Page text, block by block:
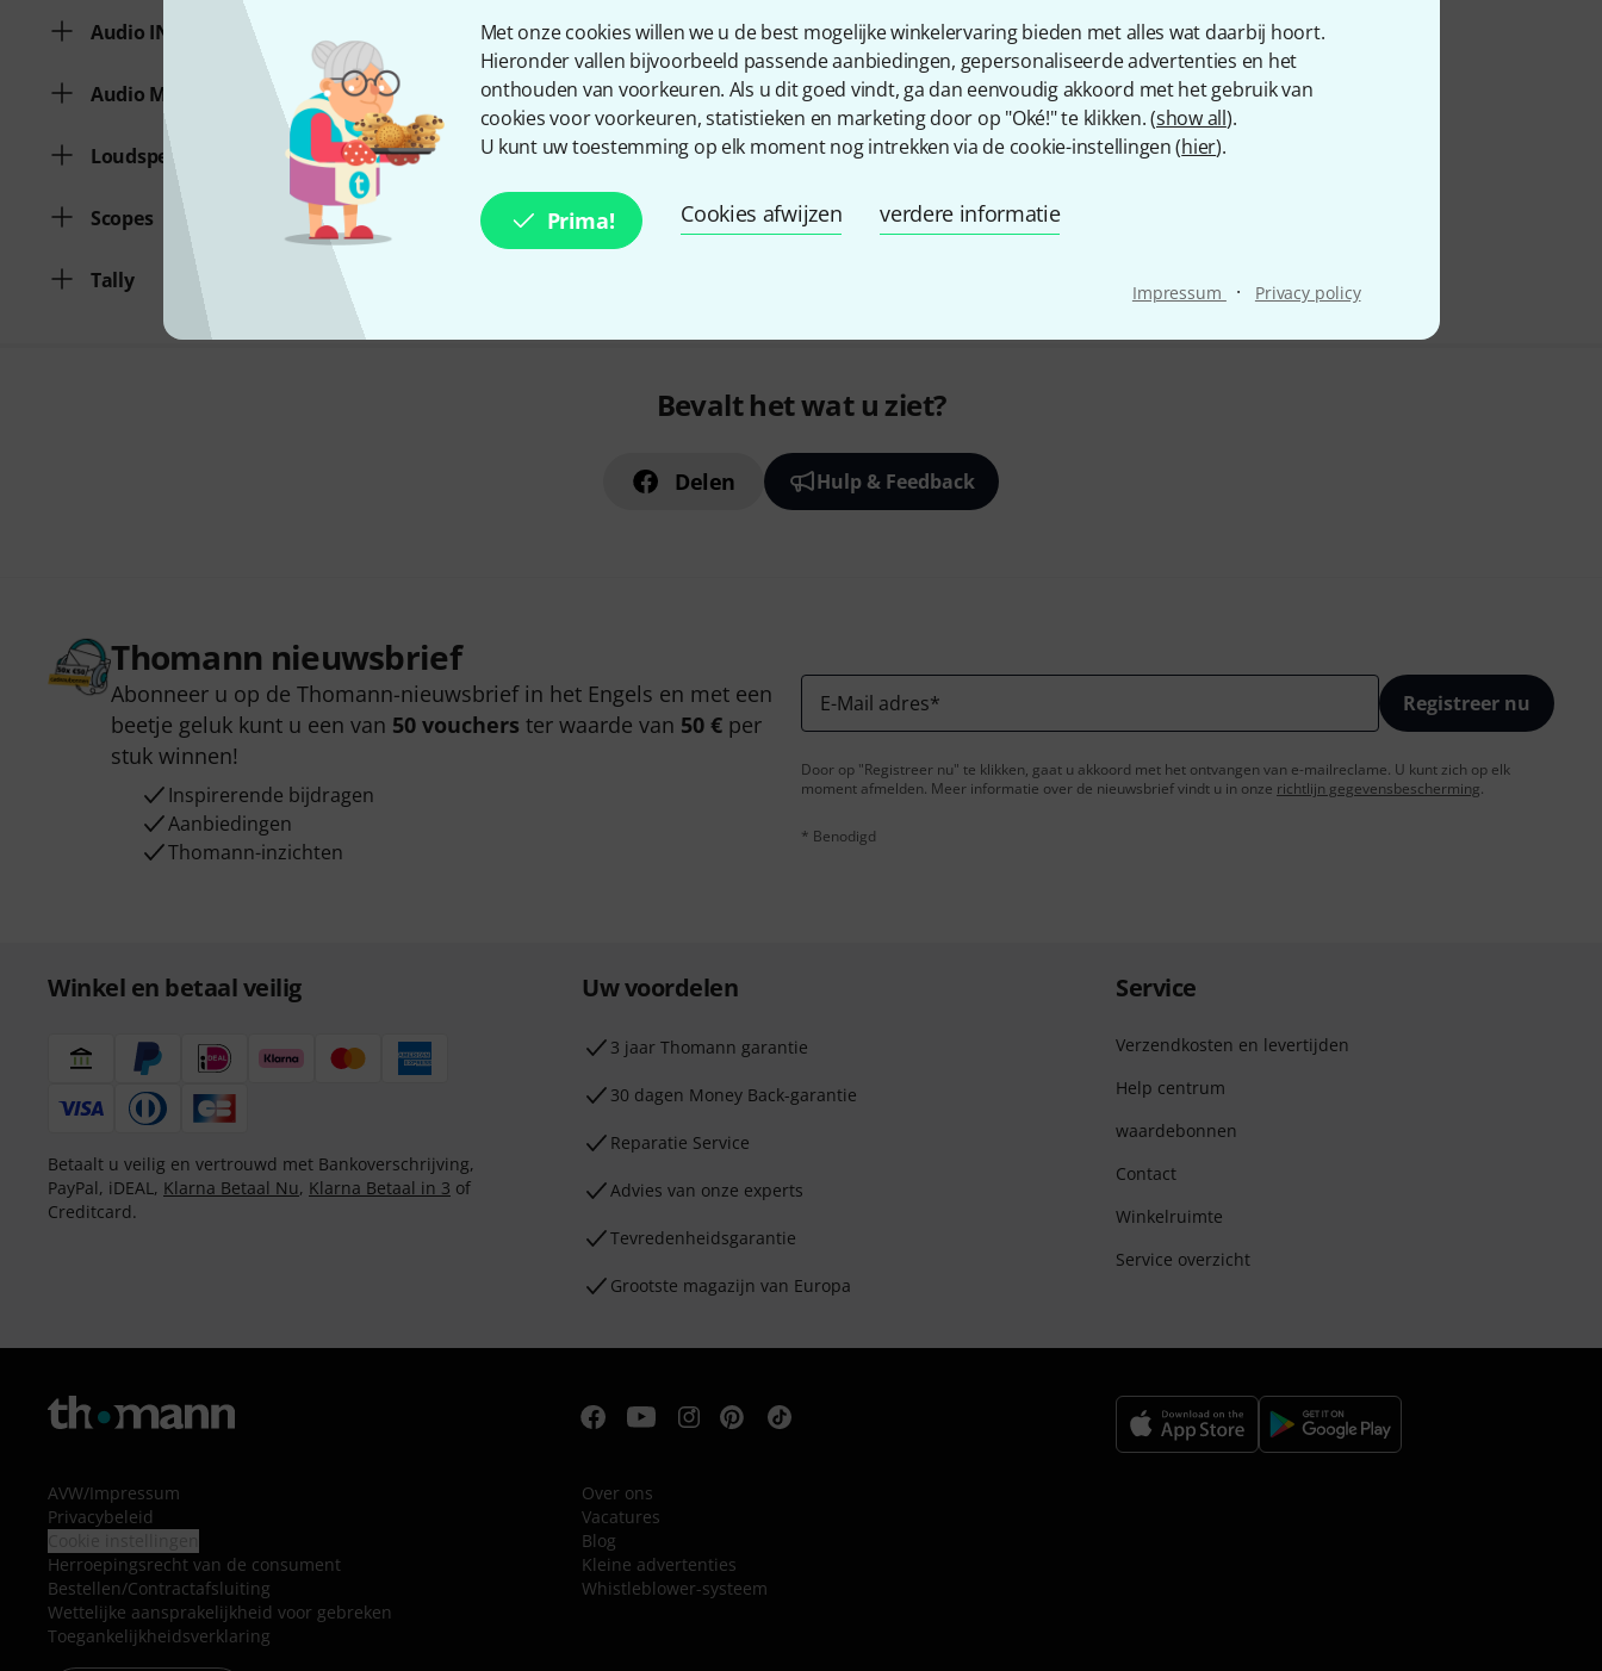
Met onze cookies willen we u de best mogelijke winkelervaring bieden met alles wat daarbij hoort.
Hieronder vallen bijvoorbeeld passende aanbiedingen, gepersonaliseerde advertenties en het
onthouden van voorkeuren. Als u dit goed vindt, ga dan eenvoudig akkoord met het gebruik van
cookies voor voorkeuren, statistieken en marketing door op "Oké!" te klikken. (show all).
U kunt uw toestemming op elk moment nog intrekken via de cookie-instellingen (hier).
Prima! Cookies afwijzen verdere informatie
Impressum · Privacy policy
Audio IN
Audio Monitor
Loudspeaker
Scopes
Tally
Bevalt het wat u ziet?
Delen Hulp & Feedback
Thomann nieuwsbrief
Abonneer u op de Thomann-nieuwsbrief in het Engels en met een
beetje geluk kunt u een van 50 vouchers ter waarde van 50 € per
stuk winnen!
Inspirerende bijdragen
Aanbiedingen
Thomann-inzichten
E-Mail adres* Registreer nu
Door op "Registreer nu" te klikken, gaat u akkoord met het ontvangen van e-mailreclame. U kunt zich op elk
moment afmelden. Meer informatie over de nieuwsbrief vindt u in onze richtlijn gegevensbescherming.
* Benodigd
Winkel en betaal veilig
Betaalt u veilig en vertrouwd met Bankoverschrijving,
PayPal, iDEAL, Klarna Betaal Nu, Klarna Betaal in 3 of
Creditcard.
Uw voordelen
3 jaar Thomann garantie
30 dagen Money Back-garantie
Reparatie Service
Advies van onze experts
Tevredenheidsgarantie
Grootste magazijn van Europa
Service
Verzendkosten en levertijden
Help centrum
waardebonnen
Contact
Winkelruimte
Service overzicht
AVW/Impressum
Privacybeleid
Herroepingsrecht van de consument
Bestellen/Contractafsluiting
Wettelijke aansprakelijkheid voor gebreken
Toegankelijkheidsverklaring
Over ons
Vacatures
Blog
Kleine advertenties
Whistleblower-systeem